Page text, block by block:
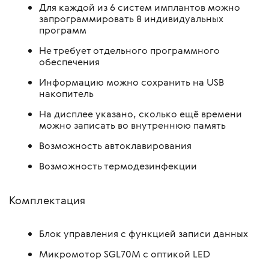
Для каждой из 6 систем имплантов можно
запрограммировать 8 индивидуальных
программ
Не требует отдельного программного
обеспечения
Информацию можно сохранить на USB
накопитель
На дисплее указано, сколько ещё времени
можно записать во внутреннюю память
Возможность автоклавирования
Возможность термодезинфекции
Комплектация
Блок управления с функцией записи данных
Микромотор SGL70M с оптикой LED